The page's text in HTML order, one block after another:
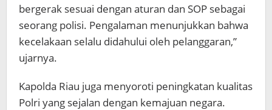
bergerak sesuai dengan aturan dan SOP sebagai
seorang polisi. Pengalaman menunjukkan bahwa
kecelakaan selalu didahului oleh pelanggaran,”
ujarnya.
Kapolda Riau juga menyoroti peningkatan kualitas
Polri yang sejalan dengan kemajuan negara.